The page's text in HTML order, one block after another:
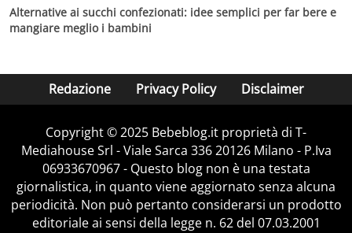
Alternative ai succhi confezionati: idee semplici per far bere e
mangiare meglio i bambini
Redazione Privacy Policy Disclaimer
Copyright © 2025 Bebeblog.it proprietà di T-
Mediahouse Srl - Viale Sarca 336 20126 Milano - P.Iva
06933670967 - Questo blog non è una testata
giornalistica, in quanto viene aggiornato senza alcuna
periodicità. Non può pertanto considerarsi un prodotto
editoriale ai sensi della legge n. 62 del 07.03.2001